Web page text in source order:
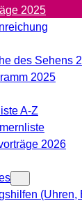
2025
des Sehens
2025
A-Z
2026
(Uhren,